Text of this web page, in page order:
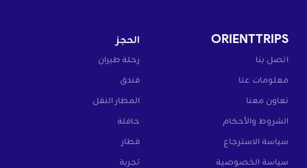
ORIENTTRIPS
اتصل بنا
معلومات عنا
تعاون معنا
الشروط والأحكام
سياسة الاسترجاع
سياسة الخصوصية
الحجز
رحلة طيران
فندق
المطار النقل
حافلة
قطار
تجربة